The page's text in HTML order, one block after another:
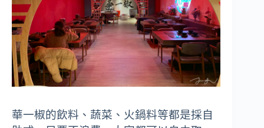
華一椒的飲料、蔬菜、火鍋料等都是採自